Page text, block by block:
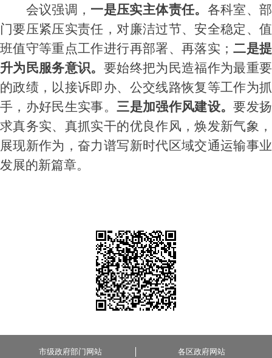
会议强调， 一是压实主体责任。 各科室、部
门要压紧压实责任，对廉洁过节、安全稳定、值
班值守等重点工作进行再部署、再落实 ； 二是提
升为民服务意识。 要始终把为民造福作为最重要
的政绩，以接诉即办、公交线路恢复等工作为抓
手，办好民生实事。三是加强作风建设。要发扬
求真务实、真抓实干的优良作风，焕发新气象，
展现新作为，奋力谱写新时代区域交通运输事业
发展的新篇章。
市级政府部门网站 各区政府网站